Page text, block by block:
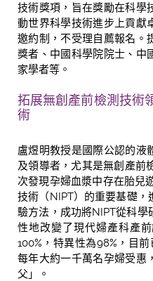
技術獎項，旨在獎勵在科學
動世界科學技術進步上貢獻
邀約制，不受理自薦報名。
獎者、中國科學院院士、中
家學者等。
拓展無創產前檢測技
術
盧煜明教授是國際公認的液
及領導者，尤其是無創產前
次發現孕婦血漿中存在胎兒
技術（NIPT）的重要基礎
驗方法，成功將NIPT從科
性地改變了現代婦產科產
100%，特異性為98%，目
每年大約一千萬名孕婦受惠
父」。